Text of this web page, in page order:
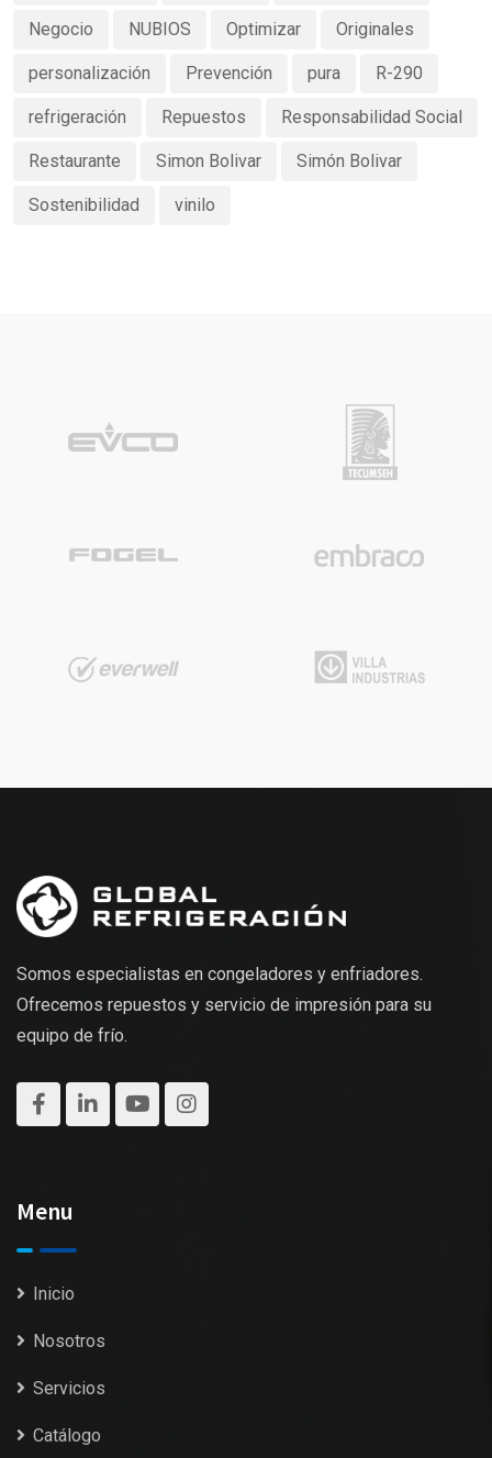
Negocio NUBIOS Optimizar Originales
personalización Prevención pura R-290
refrigeración Repuestos Responsabilidad Social
Restaurante Simon Bolivar Simón Bolivar
Sostenibilidad vinilo
Somos especialistas en congeladores y enfriadores.
Ofrecemos repuestos y servicio de impresión para su
equipo de frío.
Menu
Inicio
Nosotros
Servicios
Catálogo